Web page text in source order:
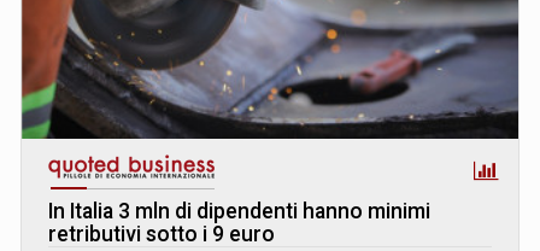
In Italia 3 mln di dipendenti hanno minimi
retributivi sotto i 9 euro